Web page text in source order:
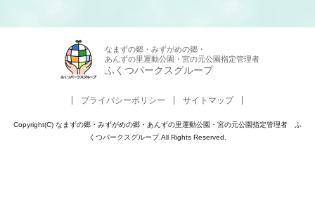
アンケート
施設使用料金
周辺観光
施設紹介/マップ
施設紹介/マップ
施設紹介/マップ
なまずの郷・みずがめの郷・
あんずの里運動公園・宮の元公園指定管理者
ふくつパークスグループ
プライバシーポリシー サイトマップ
Copyright(C) なまずの郷・みずがめの郷・あんずの里運動公園・宮の元公園指定管理者 ふ
くつパークスグループ.All Rights Reserved.